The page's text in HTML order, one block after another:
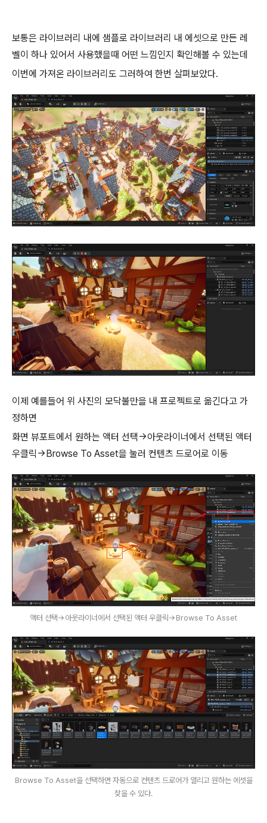
보통은 라이브러리 내에 샘플로 라이브러리 내 에셋으로 만든 레
벨이 하나 있어서 사용했을때 어떤 느낌인지 확인해볼 수 있는데
이번에 가져온 라이브러리도 그러하여 한번 살펴보았다.
이제 예를들어 위 사진의 모닥불만을 내 프로젝트로 옮긴다고 가
정하면
화면 뷰포트에서 원하는 액터 선택->아웃라이너에서 선택된 액터
우클릭->Browse To Asset을 눌러 컨텐츠 드로어로 이동
액터 선택->아웃라이너에서 선택된 액터 우클릭->Browse To Asset
Browse To Asset을 선택하면 자동으로 컨텐츠 드로어가 열리고 원하는 에셋을
찾을 수 있다.